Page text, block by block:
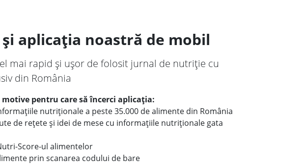
aplicația noastră de mobil
mai rapid și ușor de folosit jurnal de nutriție cu
din România
pentru care să încerci aplicația:
nutriționale a peste 35.000 de alimente din România
de rețete și idei de mese cu informațiile nutriționale gata
Score-ul alimentelor
prin scanarea codului de bare